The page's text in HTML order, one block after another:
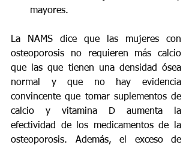
mayores.
La NAMS dice que las mujeres con
osteoporosis no requieren más calcio
que las que tienen una densidad ósea
normal y que no hay evidencia
convincente que tomar suplementos de
calcio y vitamina D aumenta la
efectividad de los medicamentos de la
osteoporosis. Además, el exceso de